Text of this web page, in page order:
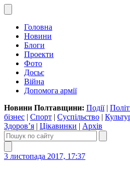
Головна
Новини
Блоги
Проекти
Фото
Досьє
Війна
Допомога армії
Новини Полтавщини: Події|
бізнес | Спорт | Суспільство |
Здоров’я | Цікавинки | Архів
3 листопада 2017, 17:37